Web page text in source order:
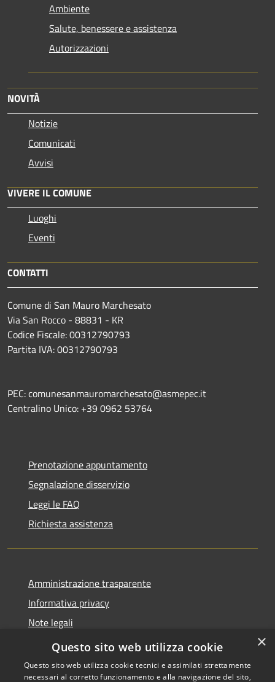
Ambiente
Salute, benessere e assistenza
Autorizzazioni
NOVITÀ
Notizie
Comunicati
Avvisi
VIVERE IL COMUNE
Luoghi
Eventi
CONTATTI
Comune di San Mauro Marchesato
Via San Rocco - 88831 - KR
Codice Fiscale: 00312790793
Partita IVA: 00312790793
PEC: comunesanmauromarchesato@asmepec.it
Centralino Unico: +39 0962 53764
Prenotazione appuntamento
Segnalazione disservizio
Leggi le FAQ
Richiesta assistenza
Amministrazione trasparente
Informativa privacy
Note legali
Dichiarazione di accessibilità
×
Questo sito web utilizza cookie
Questo sito web utilizza cookie tecnici e assimilati strettamente
necessari al corretto funzionamento e alla navigazione del sito,